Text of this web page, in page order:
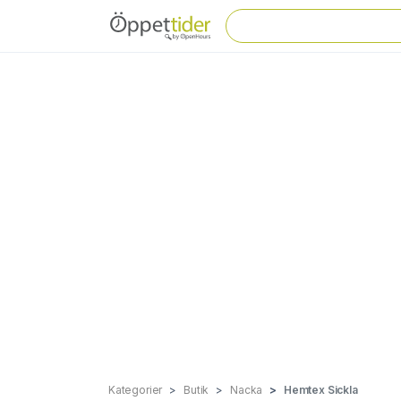
Kategorier Butik Nacka Hemtex Sickla